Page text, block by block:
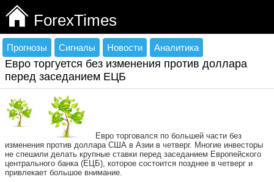
ForexTimes
Прогнозы Сигналы Новости Аналитика
Евро торгуется без изменения против доллара
перед заседанием ЕЦБ
Евро торговался по большей части без
изменения против доллара США в Азии в четверг. Многие инвесторы
не спешили делать крупные ставки перед заседанием Европейского
центрального банка (ЕЦБ), которое состоится позднее в четверг и
привлекает большое внимание.